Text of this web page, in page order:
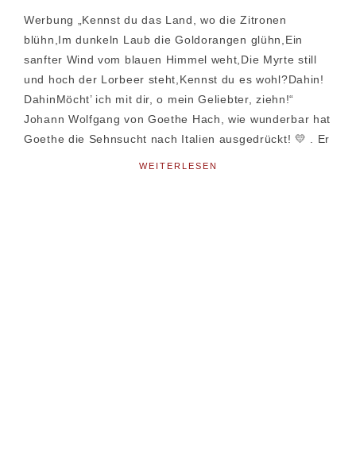
Werbung „Kennst du das Land, wo die Zitronen
blühn,Im dunkeln Laub die Goldorangen glühn,Ein
sanfter Wind vom blauen Himmel weht,Die Myrte still
und hoch der Lorbeer steht,Kennst du es wohl?Dahin!
DahinMöcht’ ich mit dir, o mein Geliebter, ziehn!“
Johann Wolfgang von Goethe Hach, wie wunderbar hat
Goethe die Sehnsucht nach Italien ausgedrückt! 💛 . Er
WEITERLESEN